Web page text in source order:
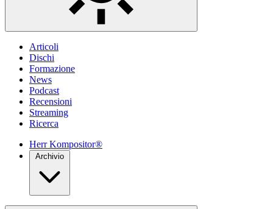
Articoli
Dischi
Formazione
News
Podcast
Recensioni
Streaming
Ricerca
Herr Kompositor®
Archivio